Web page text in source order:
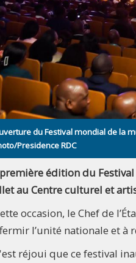
du Festival mondial de la
Presidence RDC
édition du
au Centre culturel et
occasion, le Chef de
l’unité nationale et à
réjoui que ce festival